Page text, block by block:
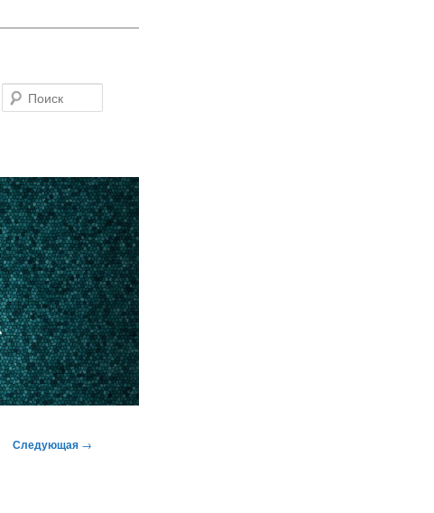
Следующая →